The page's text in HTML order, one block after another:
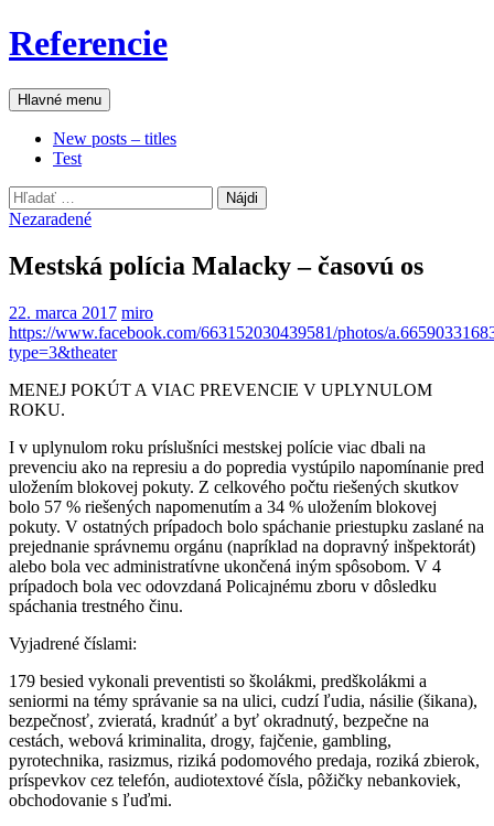
Preskočiť
na
Referencie
Hľadať
Hlavné menu
New posts – titles
Test
Hľadať:
Nezaradené
Mestská polícia Malacky – časovú os
22. marca 2017 miro
https://www.facebook.com/663152030439581/photos/
type=3&theater
MENEJ POKÚT A VIAC PREVENCIE V UPLYNULOM
ROKU.
I v uplynulom roku príslušníci mestskej polície viac dbali na
prevenciu ako na represiu a do popredia vystúpilo napomínanie pred
uložením blokovej pokuty. Z celkového počtu riešených skutkov
bolo 57 % riešených napomenutím a 34 % uložením blokovej
pokuty. V ostatných prípadoch bolo spáchanie priestupku zaslané na
prejednanie správnemu orgánu (napríklad na dopravný inšpektorát)
alebo bola vec administratívne ukončená iným spôsobom. V 4
prípadoch bola vec odovzdaná Policajnému zboru v dôsledku
spáchania trestného činu.
Vyjadrené číslami:
179 besied vykonali preventisti so školákmi, predškolákmi a
seniormi na témy správanie sa na ulici, cudzí ľudia, násilie (šikana),
bezpečnosť, zvieratá, kradnúť a byť okradnutý, bezpečne na
cestách, webová kriminalita, drogy, fajčenie, gambling,
pyrotechnika, rasizmus, riziká podomového predaja, roziká zbierok,
príspevkov cez telefón, audiotextové čísla, pôžičky nebankoviek,
obchodovanie s ľuďmi.